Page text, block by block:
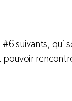
#6 suivants, qui